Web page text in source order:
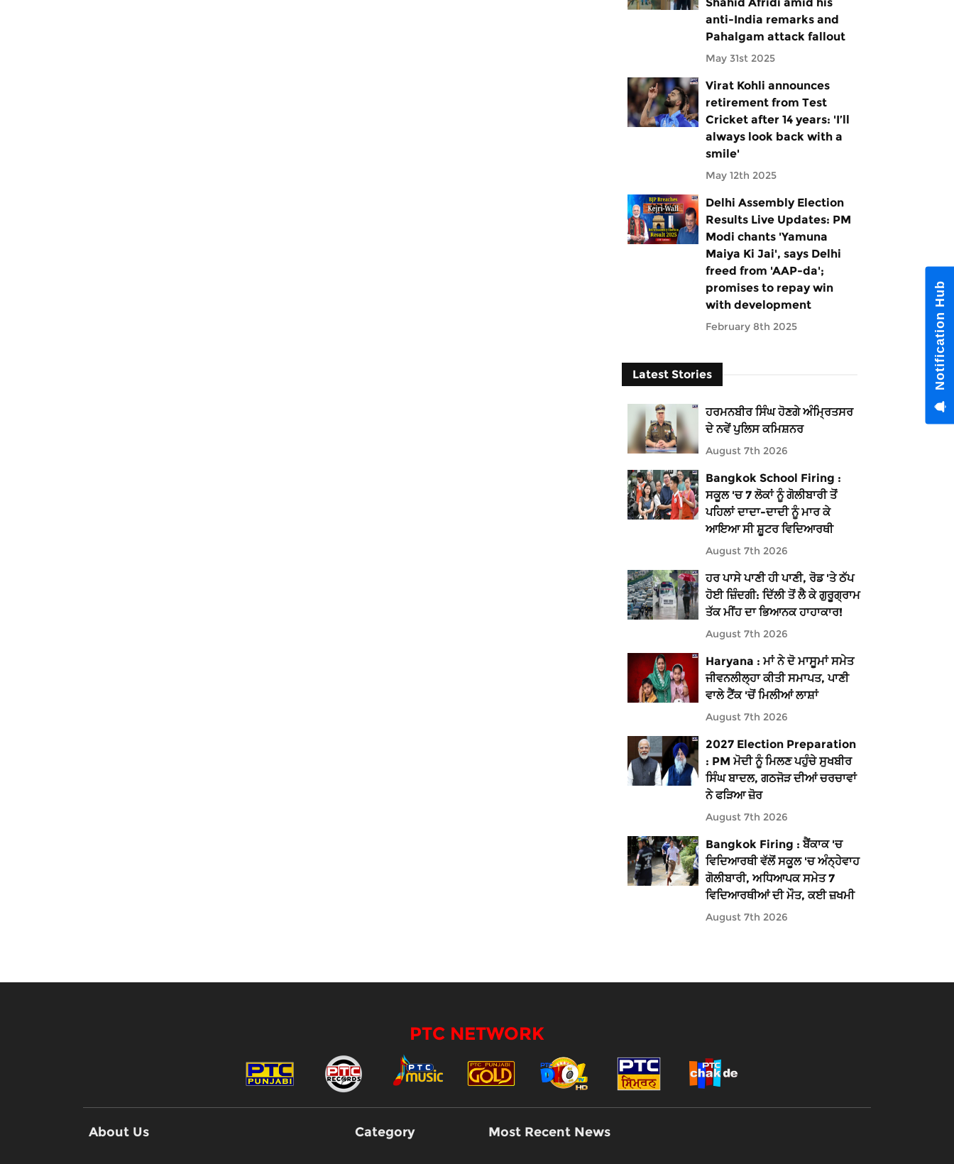
anti-India remarks and
Pahalgam attack fallout
May 31st 2025
Virat Kohli announces
retirement from Test
Cricket after 14 years: 'I’ll
always look back with a
smile'
May 12th 2025
Delhi Assembly Election
Results Live Updates: PM
Modi chants 'Yamuna
Maiya Ki Jai', says Delhi
freed from 'AAP-da';
promises to repay win
with development
February 8th 2025
Latest Stories
ਹਰਮਨਬੀਰ ਸਿੰਘ ਹੋਣਗੇ ਅੰਮ੍ਰਿਤਸਰ
ਦੇ ਨਵੇਂ ਪੁਲਿਸ ਕਮਿਸ਼ਨਰ
August 7th 2026
Bangkok School Firing :
ਸਕੂਲ 'ਚ 7 ਲੋਕਾਂ ਨੂੰ ਗੋਲੀਬਾਰੀ ਤੋਂ
ਪਹਿਲਾਂ ਦਾਦਾ-ਦਾਦੀ ਨੂੰ ਮਾਰ ਕੇ
ਆਇਆ ਸੀ ਸ਼ੂਟਰ ਵਿਦਿਆਰਥੀ
August 7th 2026
ਹਰ ਪਾਸੇ ਪਾਣੀ ਹੀ ਪਾਣੀ, ਰੋਡ 'ਤੇ ਠੱਪ
ਹੋਈ ਜ਼ਿੰਦਗੀ: ਦਿੱਲੀ ਤੋਂ ਲੈ ਕੇ ਗੁਰੂਗ੍ਰਾਮ
ਤੱਕ ਮੀਂਹ ਦਾ ਭਿਆਨਕ ਹਾਹਾਕਾਰ!
August 7th 2026
Haryana : ਮਾਂ ਨੇ ਦੋ ਮਾਸੂਮਾਂ ਸਮੇਤ
ਜੀਵਨਲੀਲ੍ਹਾ ਕੀਤੀ ਸਮਾਪਤ, ਪਾਣੀ
ਵਾਲੇ ਟੈਂਕ 'ਚੋਂ ਮਿਲੀਆਂ ਲਾਸ਼ਾਂ
August 7th 2026
2027 Election Preparation
: PM ਮੋਦੀ ਨੂੰ ਮਿਲਣ ਪਹੁੰਚੇ ਸੁਖਬੀਰ
ਸਿੰਘ ਬਾਦਲ, ਗਠਜੋੜ ਦੀਆਂ ਚਰਚਾਵਾਂ
ਨੇ ਫੜਿਆ ਜ਼ੋਰ
August 7th 2026
Bangkok Firing : ਬੈਂਕਾਕ 'ਚ
ਵਿਦਿਆਰਥੀ ਵੱਲੋਂ ਸਕੂਲ 'ਚ ਅੰਨ੍ਹੇਵਾਹ
ਗੋਲੀਬਾਰੀ, ਅਧਿਆਪਕ ਸਮੇਤ 7
ਵਿਦਿਆਰਥੀਆਂ ਦੀ ਮੌਤ, ਕਈ ਜ਼ਖਮੀ
August 7th 2026
PTC NETWORK
About Us Category Most Recent News
Notification Hub